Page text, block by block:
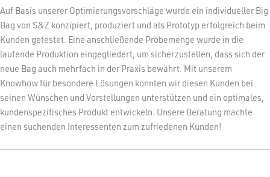
Auf Basis unserer Optimierungsvorschläge wurde ein individueller Big
Bag von S&Z konzipiert, produziert und als Prototyp erfolgreich beim
Kunden getestet. Eine anschließende Probemenge wurde in die
laufende Produktion eingegliedert, um sicherzustellen, dass sich der
neue Bag auch mehrfach in der Praxis bewährt. Mit unserem
Knowhow für besondere Lösungen konnten wir diesen Kunden bei
seinen Wünschen und Vorstellungen unterstützen und ein optimales,
kundenspezifisches Produkt entwickeln. Unsere Beratung machte
einen suchenden Interessenten zum zufriedenen Kunden!